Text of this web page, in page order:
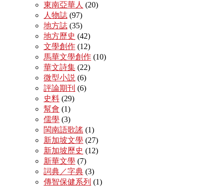
東南亞華人 (20)
人物誌 (97)
地方誌 (35)
地方歷史 (42)
文學創作 (12)
馬華文學創作 (10)
華文詩集 (22)
微型小説 (6)
評論期刊 (6)
史料 (29)
幫會 (1)
儒學 (3)
閩南語歌謠 (1)
新加坡文學 (27)
新加坡歷史 (12)
新華文學 (7)
詞典／字典 (3)
傳智保健系列 (1)